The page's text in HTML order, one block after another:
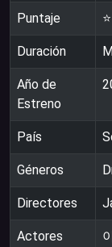
Puntaje ⭐
Duración
Año de
Estreno
País
Géneros
Directores
Actores